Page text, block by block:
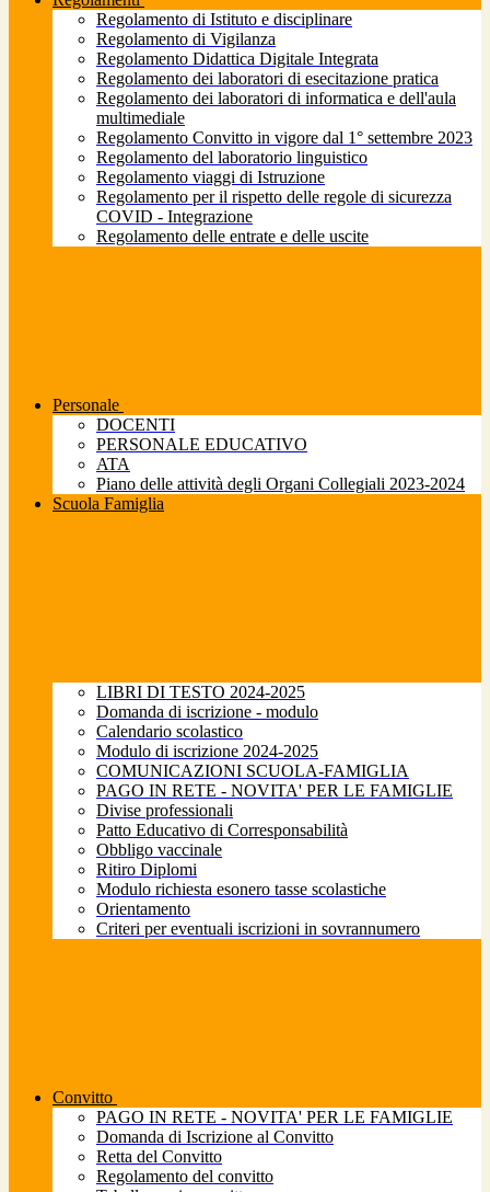
Regolamento di Istituto e disciplinare
Regolamento di Vigilanza
Regolamento Didattica Digitale Integrata
Regolamento dei laboratori di esecitazione pratica
Regolamento dei laboratori di informatica e dell'aula
multimediale
Regolamento Convitto in vigore dal 1° settembre 2023
Regolamento del laboratorio linguistico
Regolamento viaggi di Istruzione
Regolamento per il rispetto delle regole di sicurezza
COVID - Integrazione
Regolamento delle entrate e delle uscite
Personale
DOCENTI
PERSONALE EDUCATIVO
ATA
Piano delle attività degli Organi Collegiali 2023-2024
Scuola Famiglia
LIBRI DI TESTO 2024-2025
Domanda di iscrizione - modulo
Calendario scolastico
Modulo di iscrizione 2024-2025
COMUNICAZIONI SCUOLA-FAMIGLIA
PAGO IN RETE - NOVITA' PER LE FAMIGLIE
Divise professionali
Patto Educativo di Corresponsabilità
Obbligo vaccinale
Ritiro Diplomi
Modulo richiesta esonero tasse scolastiche
Orientamento
Criteri per eventuali iscrizioni in sovrannumero
Convitto
PAGO IN RETE - NOVITA' PER LE FAMIGLIE
Domanda di Iscrizione al Convitto
Retta del Convitto
Regolamento del convitto